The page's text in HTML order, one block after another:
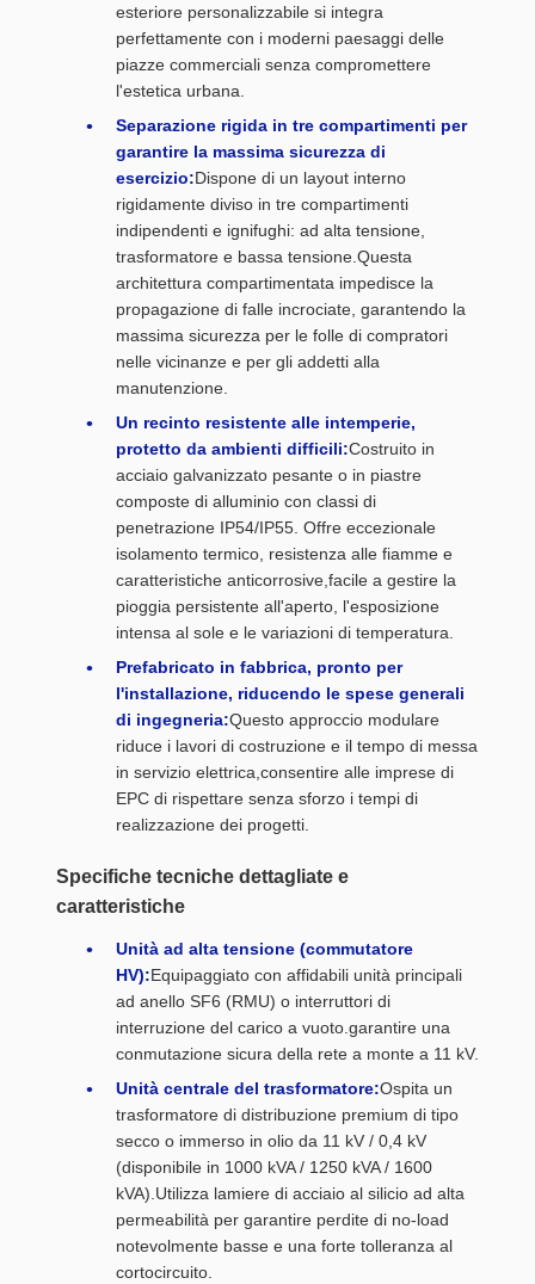
esteriore personalizzabile si integra
perfettamente con i moderni paesaggi delle
piazze commerciali senza compromettere
l'estetica urbana.
Separazione rigida in tre compartimenti per
garantire la massima sicurezza di
esercizio:Dispone di un layout interno
rigidamente diviso in tre compartimenti
indipendenti e ignifughi: ad alta tensione,
trasformatore e bassa tensione.Questa
architettura compartimentata impedisce la
propagazione di falle incrociate, garantendo la
massima sicurezza per le folle di compratori
nelle vicinanze e per gli addetti alla
manutenzione.
Un recinto resistente alle intemperie,
protetto da ambienti difficili:Costruito in
acciaio galvanizzato pesante o in piastre
composte di alluminio con classi di
penetrazione IP54/IP55. Offre eccezionale
isolamento termico, resistenza alle fiamme e
caratteristiche anticorrosive,facile a gestire la
pioggia persistente all'aperto, l'esposizione
intensa al sole e le variazioni di temperatura.
Prefabricato in fabbrica, pronto per
l'installazione, riducendo le spese generali
di ingegneria:Questo approccio modulare
riduce i lavori di costruzione e il tempo di messa
in servizio elettrica,consentire alle imprese di
EPC di rispettare senza sforzo i tempi di
realizzazione dei progetti.
Specifiche tecniche dettagliate e
caratteristiche
Unità ad alta tensione (commutatore
HV):Equipaggiato con affidabili unità principali
ad anello SF6 (RMU) o interruttori di
interruzione del carico a vuoto.garantire una
conmutazione sicura della rete a monte a 11 kV.
Unità centrale del trasformatore:Ospita un
trasformatore di distribuzione premium di tipo
secco o immerso in olio da 11 kV / 0,4 kV
(disponibile in 1000 kVA / 1250 kVA / 1600
kVA).Utilizza lamiere di acciaio al silicio ad alta
permeabilità per garantire perdite di no-load
notevolmente basse e una forte tolleranza al
cortocircuito.